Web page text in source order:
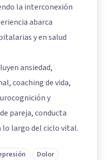
la interconexión
abarca
y en salud
ansiedad,
coaching de vida,
y
pareja, conducta
largo del ciclo vital.
Dolor